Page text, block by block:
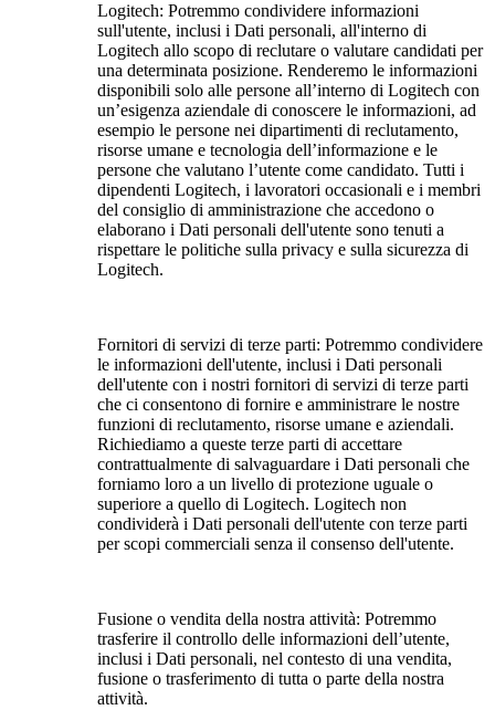
Logitech: Potremmo condividere informazioni
sull'utente, inclusi i Dati personali, all'interno di
Logitech allo scopo di reclutare o valutare candidati per
una determinata posizione. Renderemo le informazioni
disponibili solo alle persone all’interno di Logitech con
un’esigenza aziendale di conoscere le informazioni, ad
esempio le persone nei dipartimenti di reclutamento,
risorse umane e tecnologia dell’informazione e le
persone che valutano l’utente come candidato. Tutti i
dipendenti Logitech, i lavoratori occasionali e i membri
del consiglio di amministrazione che accedono o
elaborano i Dati personali dell'utente sono tenuti a
rispettare le politiche sulla privacy e sulla sicurezza di
Logitech.
Fornitori di servizi di terze parti: Potremmo condividere
le informazioni dell'utente, inclusi i Dati personali
dell'utente con i nostri fornitori di servizi di terze parti
che ci consentono di fornire e amministrare le nostre
funzioni di reclutamento, risorse umane e aziendali.
Richiediamo a queste terze parti di accettare
contrattualmente di salvaguardare i Dati personali che
forniamo loro a un livello di protezione uguale o
superiore a quello di Logitech. Logitech non
condividerà i Dati personali dell'utente con terze parti
per scopi commerciali senza il consenso dell'utente.
Fusione o vendita della nostra attività: Potremmo
trasferire il controllo delle informazioni dell’utente,
inclusi i Dati personali, nel contesto di una vendita,
fusione o trasferimento di tutta o parte della nostra
attività.